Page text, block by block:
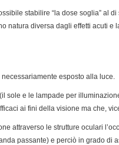
stabilire “la dose soglia” al
natura diversa dagli effetti acuti
esposto alla luce.
sole e le lampade per
ai fini della visione ma che,
attraverso le strutture oculari
passante) e perciò in grado di